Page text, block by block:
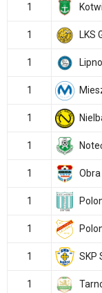
1
1 LKS
1
1
1
1
1
1
1
1 SKP
1